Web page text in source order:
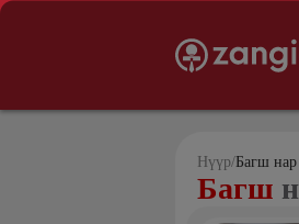
Нүүр/Багш нар
Багш